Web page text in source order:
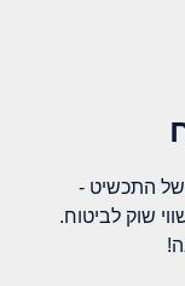
התכשיט -
שוק לביטוח.